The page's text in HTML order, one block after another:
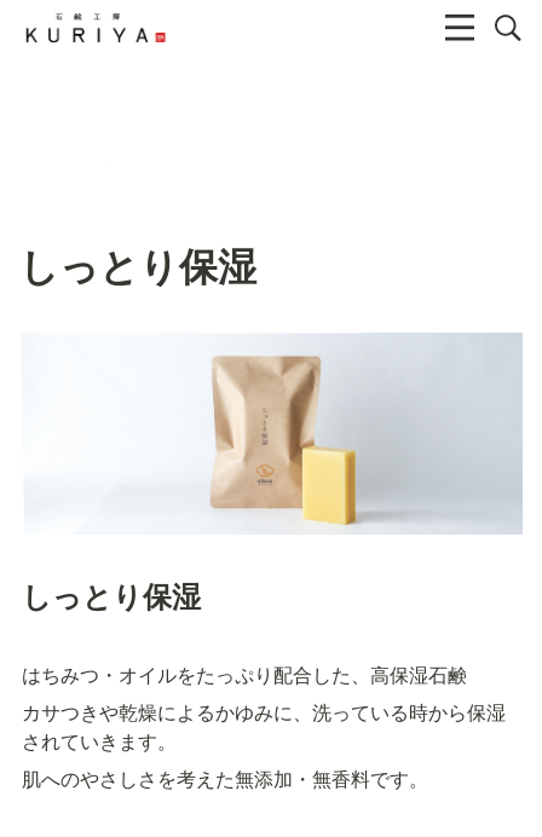
しっとり保湿
しっとり保湿
はちみつ・オイルをたっぷり配合した、高保湿石鹸
カサつきや乾燥によるかゆみに、洗っている時から保湿
されていきます。
肌へのやさしさを考えた無添加・無香料です。